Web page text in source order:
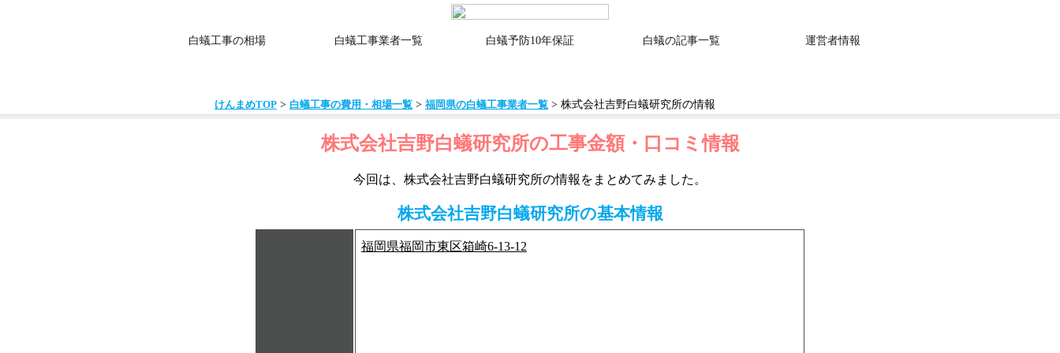
白蟻工事の相場 白蟻工事業者一覧 白蟻予防10年保証 白蟻の記事一覧 運営者情報
けんまめTOP > 白蟻工事の費用・相場一覧 > 福岡県の白蟻工事業者一覧 > 株式会社吉野白蟻研究所の情報
株式会社吉野白蟻研究所の工事金額・口コミ情報
今回は、株式会社吉野白蟻研究所の情報をまとめてみました。
株式会社吉野白蟻研究所の基本情報
福岡県福岡市東区箱崎6-13-12